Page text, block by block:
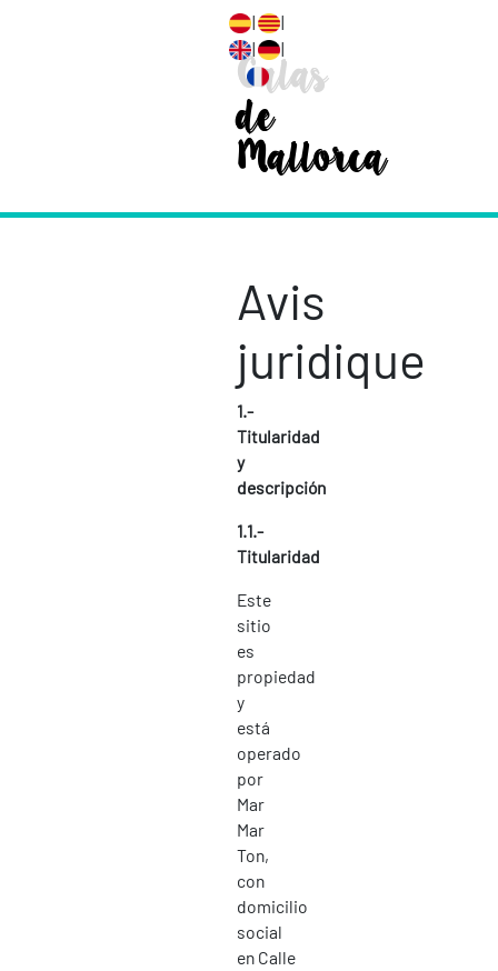
|
|
|
|
Calas
de
Mallorca
Avis
juridique
1.-
Titularidad
y
descripción
1.1.-
Titularidad
Este
sitio
es
propiedad
y
está
operado
por
Mar
Mar
Ton,
con
domicilio
social
en Calle